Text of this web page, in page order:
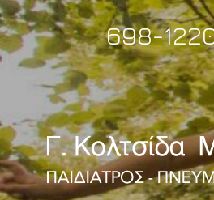
698-